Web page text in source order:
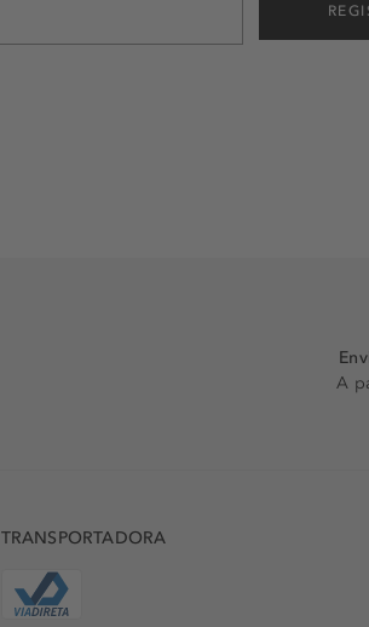
A
TRANSPORTADORA